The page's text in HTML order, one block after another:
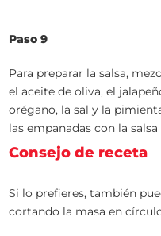
Paso 9
Para preparar la salsa,
el aceite de oliva, el
orégano, la sal y la
las empanadas con la salsa
Consejo de receta
Si lo prefieres, también
cortando la masa en